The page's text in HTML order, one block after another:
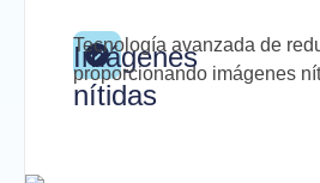
Imágenes
nítidas
Tecnología avanzada de
proporcionando imágenes